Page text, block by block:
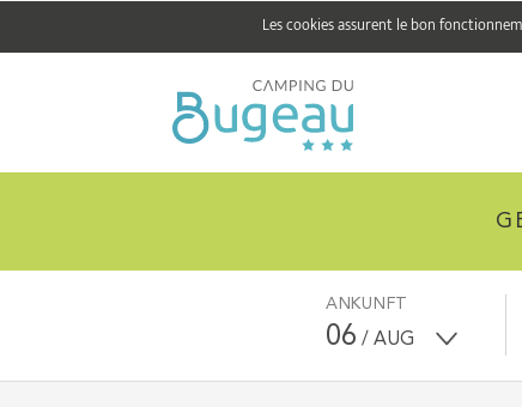
Les cookies assurent le bon
ANKUNFT
06 / AUG